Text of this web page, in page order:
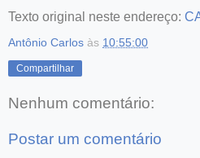
Texto original neste endereço:
Antônio Carlos às 10:55:00
Compartilhar
Nenhum comentário:
Postar um comentário